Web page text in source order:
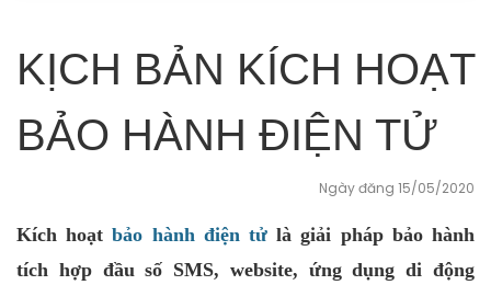
KỊCH BẢN KÍCH HOẠT
BẢO HÀNH ĐIỆN TỬ
Ngày đăng 15/05/2020
Kích hoạtbảo hành điện tử là giải pháp bảo hành
tích hợp đầu số SMS, website, ứng dụng di động